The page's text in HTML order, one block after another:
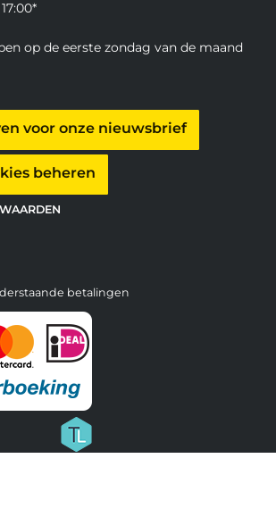
op de eerste zondag van de maand
voor onze nieuwsbrief
beheren
betalingen